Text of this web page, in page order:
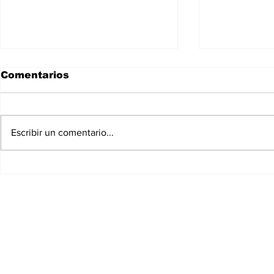
Comentarios
Escribir un comentario...